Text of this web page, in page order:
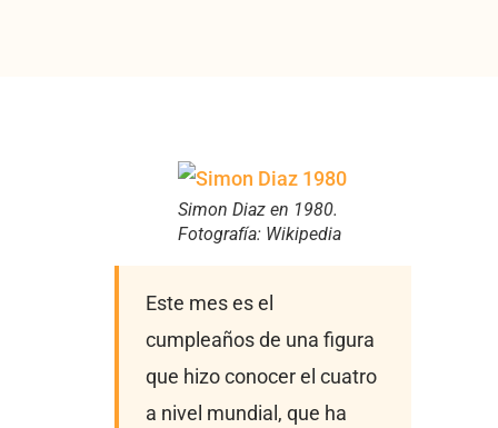
Simon Diaz en 1980.
Fotografía: Wikipedia
Este mes es el
cumpleaños de una figura
que hizo conocer el cuatro
a nivel mundial, que ha